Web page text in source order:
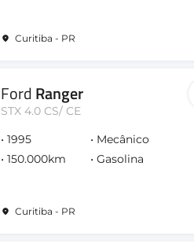
Curitiba - PR
FordRanger
STX 4.0 CS/ CE
1995
Mecânico
150.000km
Gasolina
Curitiba - PR